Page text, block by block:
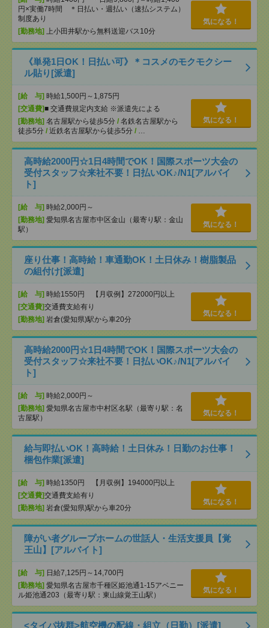
円×実働7時間 ＊日払い・週払い（速払システム）
制度あり
[勤務地] 上小田井駅から無料送迎バス10分
気になる！
《単発1日OK！日払い可》＊コスメのモクモクシー
ル貼り[派遣]
[給 与] 時給1,500円～1,875円
[交通費]■ 交通費規定内支給 ※派遣先による
[勤務地] 名古屋駅から徒歩5分 / 名鉄名古屋駅から
徒歩5分 / 近鉄名古屋駅から徒歩5分 / …
気になる！
高時給2000円☆1日4時間でOK！国際スポーツ大会の
受付スタッフ☆来社不要！日払いOK♪/N1[アルバイ
ト]
[給 与] 時給2,000円～
[勤務地] 愛知県名古屋市中区金山（最寄り駅：金山
駅）
気になる！
座り仕事！高時給！車通勤OK！土日休み！樹脂製品
の組付け[派遣]
[給 与] 時給1550円 【月収例】272000円以上
[交通費]交通費支給有り
[勤務地] 岩倉(愛知県)駅から車20分
気になる！
高時給2000円☆1日4時間でOK！国際スポーツ大会の
受付スタッフ☆来社不要！日払いOK♪/N1[アルバイ
ト]
[給 与] 時給2,000円～
[勤務地] 愛知県名古屋市中村区名駅（最寄り駅：名
古屋駅）
気になる！
給与即払いOK！高時給！土日休み！日勤のお仕事！
梱包作業[派遣]
[給 与] 時給1350円 【月収例】194000円以上
[交通費]交通費支給有り
[勤務地] 岩倉(愛知県)駅から車20分
気になる！
障がい者グループホームの世話人・生活支援員【覚
王山】[アルバイト]
[給 与] 日給7,125円～14,700円
[勤務地] 愛知県名古屋市千種区姫池通1-15アベニー
ル姫池通203（最寄り駅：東山線覚王山駅）
気になる！
<タイパ抜群>航空機の配線・組立（日勤）[派遣]